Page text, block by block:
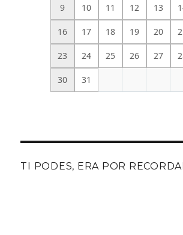
9 10 11 12 13
16 17 18 19 20
23 24 25 26 27
30 31
TI PODES, ERA POR